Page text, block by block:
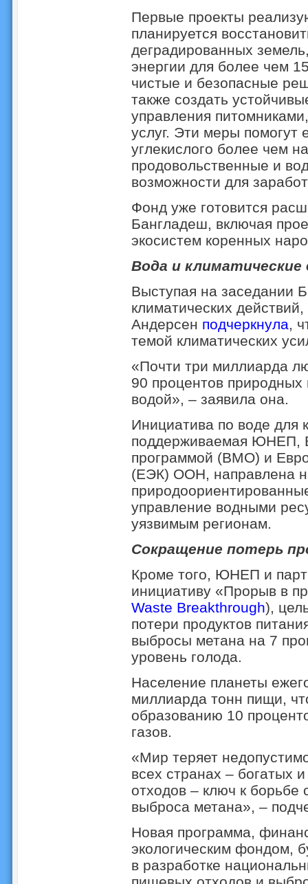
Первые проекты
планируется
деградированных
энергии для более чем
чистые и безопасные
также создать
управления
услуг. Эти меры
углекислого более чем
продовольственные и
возможности для
Фонд уже готовится
Бангладеш, включая
экосистем коренных
Вода и климатические
Выступая на заседании
климатических
Андерсен подчеркнула,
темой климатических
«Почти три миллиарда
90 процентов
водой», – заявила она.
Инициатива по воде для
поддерживаемая ЮНЕП,
программой (ВМО) и
(ЕЭК) ООН, направлена
управление водными
уязвимым регионам.
Сокращение потерь
Кроме того, ЮНЕП и
инициативу «Прорыв в
Waste Breakthrough),
потери продуктов
выбросы метана на 7
уровень голода.
Население планеты
миллиарда тонн пищи,
образованию 10
газов.
«Мир теряет
всех странах – богатых
отходов – ключ к
выброса метана», –
Новая программа,
экологическим фондом,
в разработке